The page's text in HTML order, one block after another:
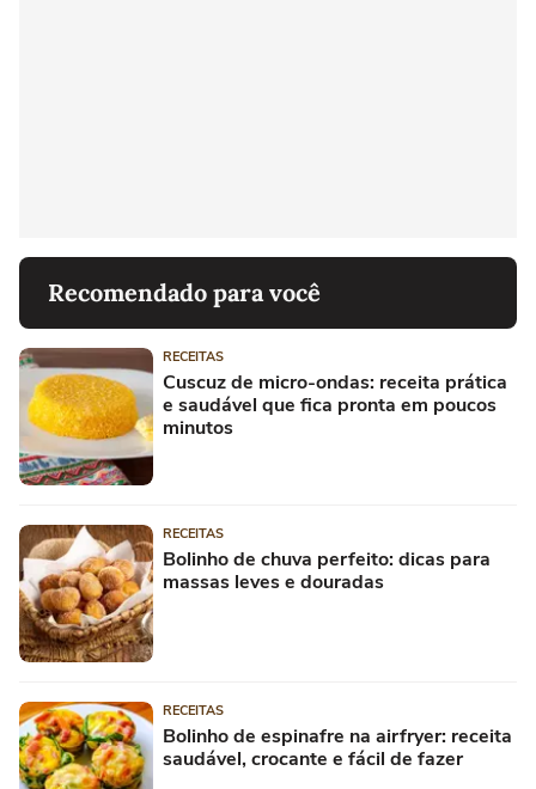
Recomendado para você
RECEITAS
Cuscuz de micro-ondas: receita prática
e saudável que fica pronta em poucos
minutos
RECEITAS
Bolinho de chuva perfeito: dicas para
massas leves e douradas
RECEITAS
Bolinho de espinafre na airfryer: receita
saudável, crocante e fácil de fazer